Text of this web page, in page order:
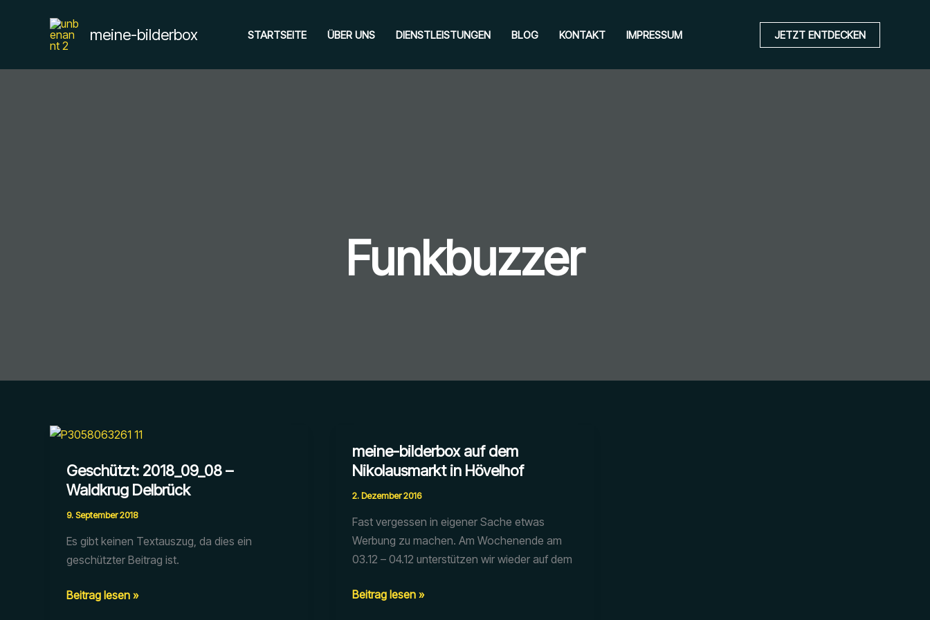
meine-bilderbox STARTSEITE ÜBER UNS DIENSTLEISTUNGEN BLOG KONTAKT IMPRESSUM JETZT ENTDECKEN
Funkbuzzer
Geschützt: 2018_09_08 –
Waldkrug Delbrück
9. September 2018
Es gibt keinen Textauszug, da dies ein
geschützter Beitrag ist.
Geschützt:
Beitrag lesen »
meine-bilderbox auf dem
Nikolausmarkt in Hövelhof
2. Dezember 2016
Fast vergessen in eigener Sache etwas
Werbung zu machen. Am Wochenende am
03.12 – 04.12 unterstützen wir wieder auf dem
meine-
Beitrag lesen »